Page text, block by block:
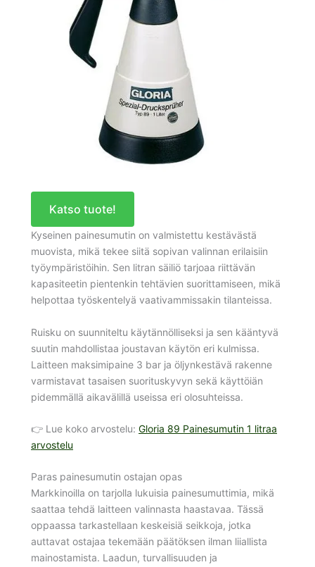
Katso tuote!
Kyseinen painesumutin on valmistettu kestävästä
muovista, mikä tekee siitä sopivan valinnan erilaisiin
työympäristöihin. Sen litran säiliö tarjoaa riittävän
kapasiteetin pientenkin tehtävien suorittamiseen, mikä
helpottaa työskentelyä vaativammissakin tilanteissa.
Ruisku on suunniteltu käytännölliseksi ja sen kääntyvä
suutin mahdollistaa joustavan käytön eri kulmissa.
Laitteen maksimipaine 3 bar ja öljynkestävä rakenne
varmistavat tasaisen suorituskyvyn sekä käyttöiän
pidemmällä aikavälillä useissa eri olosuhteissa.
👉 Lue koko arvostelu: Gloria 89 Painesumutin 1 litraa
arvostelu
Paras painesumutin ostajan opas
Markkinoilla on tarjolla lukuisia painesumuttimia, mikä
saattaa tehdä laitteen valinnasta haastavaa. Tässä
oppaassa tarkastellaan keskeisiä seikkoja, jotka
auttavat ostajaa tekemään päätöksen ilman liiallista
mainostamista. Laadun, turvallisuuden ja